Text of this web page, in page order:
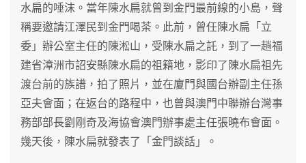
水扁的唾沫。當年陳水扁就曾到金門最前線的小島，聲
稱要邀請江澤民到金門喝茶。此前，曾任陳水扁「立
委」辦公室主任的陳淞山，受陳水扁之託，到了一趟福
建省漳洲市詔安縣陳水扁的祖籍地，影印了陳水扁祖先
渡台前的族譜，拍了照片，並在廈門與國台辦副主任孫
亞夫會面；在返台的路程中，也曾與澳門中聯辦台灣事
務部部長劉剛奇及海協會澳門辦事處主任張曉布會面。
幾天後，陳水扁就發表了「金門談話」。